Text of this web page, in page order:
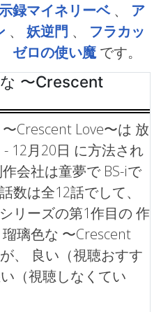
録マイネリーベ、 ア
、 妖逆門 、 フラカッ
ゼロの使い魔です。
〜Crescent
Crescent Love〜は 放
12月20日 に方法され
会社は童夢で BS-iで
数は全12話でして、
リーズの第1作目の 作
璃色な 〜Crescent
、 良い（視聴おすす
（視聴しなくてい